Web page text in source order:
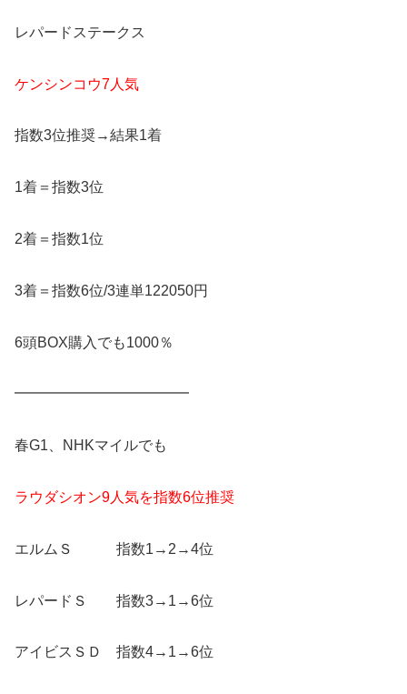
レパードステークス
ケンシンコウ7人気
指数3位推奨→結果1着
1着＝指数3位
2着＝指数1位
3着＝指数6位/3連単122050円
6頭BOX購入でも1000％
━━━━━━━━━━━━
春G1、NHKマイルでも
ラウダシオン9人気を指数6位推奨
エルムＳ 指数1→2→4位
レパードＳ 指数3→1→6位
アイビスＳＤ 指数4→1→6位